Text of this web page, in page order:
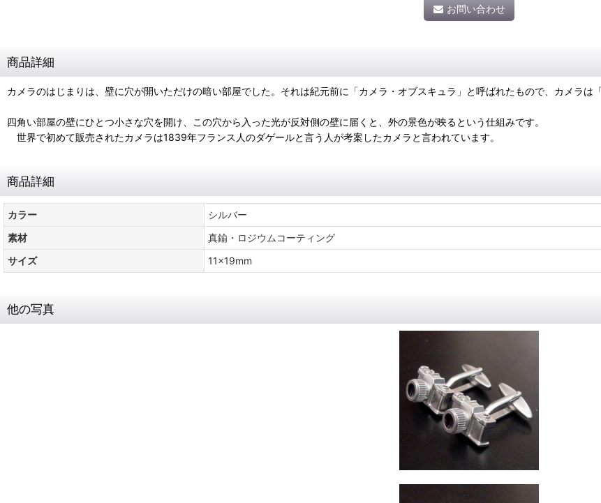
お問い合わせ
商品詳細
カメラのはじまりは、壁に穴が開いただけの暗い部屋でした。それは紀元前に「カメラ・オブスキュラ」と呼ばれたもので、カメラは
四角い部屋の壁にひとつ小さな穴を開け、この穴から入った光が反対側の壁に届くと、外の景色が映るという仕組みです。
世界で初めて販売されたカメラは1839年フランス人のダゲールと言う人が考案したカメラと言われています。
商品詳細
カラー
シルバー
素材
真鍮・ロジウムコーティング
サイズ
11x19mm
他の写真